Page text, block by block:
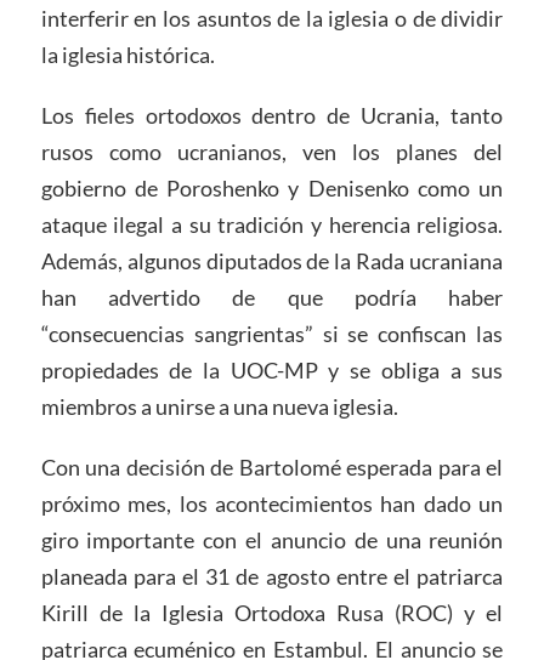
interferir en los asuntos de la iglesia o de dividir
la iglesia histórica.
Los fieles ortodoxos dentro de Ucrania, tanto
rusos como ucranianos, ven los planes del
gobierno de Poroshenko y Denisenko como un
ataque ilegal a su tradición y herencia religiosa.
Además, algunos diputados de la Rada ucraniana
han advertido de que podría haber
“consecuencias sangrientas” si se confiscan las
propiedades de la UOC-MP y se obliga a sus
miembros a unirse a una nueva iglesia.
Con una decisión de Bartolomé esperada para el
próximo mes, los acontecimientos han dado un
giro importante con el anuncio de una reunión
planeada para el 31 de agosto entre el patriarca
Kirill de la Iglesia Ortodoxa Rusa (ROC) y el
patriarca ecuménico en Estambul. El anuncio se